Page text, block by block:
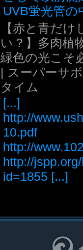
UVB蛍光管の
【赤と青だけ
い？】多肉植
緑色の光こそ
| スーパーサ
タイム
[...]
http://
10.pdf
http://
http://
id=1855 [...]